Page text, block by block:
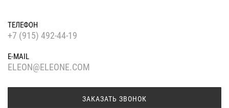
ТЕЛЕФОН
+7 (915) 492-44-19
E-MAIL
ELEON@ELEONE.COM
ЗАКАЗАТЬ ЗВОНОК